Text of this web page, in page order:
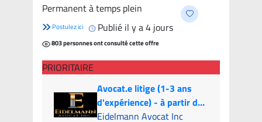
candidats
Permanent à temps plein
Postulez ici Publié il y a 4 jours
803 personnes ont consulté cette offre
PRIORITAIRE
Avocat.e litige (1-3 ans
d'expérience) - à partir de
100k par année | Litigation
Eidelmann Avocat Inc